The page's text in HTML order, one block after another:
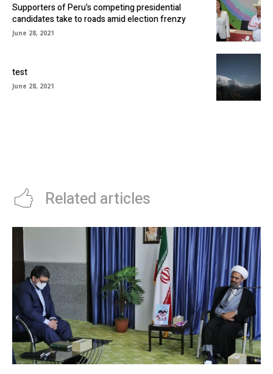
Supporters of Peru’s competing presidential
candidates take to roads amid election frenzy
June 28, 2021
test
June 28, 2021
Related articles